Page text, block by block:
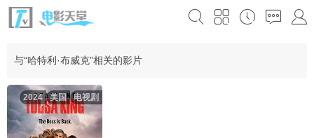
与“哈特利·布威克”相关的影片
电视剧
美国
2024